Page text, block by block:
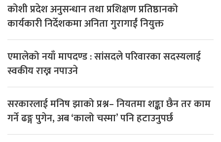
कोशी प्रदेश अनुसन्धान तथा प्रशिक्षण प्रतिष्ठानको
कार्यकारी निर्देशकमा अनिता गुरागाईं नियुक्त
एमालेको नयाँ मापदण्ड : सांसदले परिवारका सदस्यलाई
स्वकीय राख्न नपाउने
सरकारलाई मनिष झाको प्रश्न– नियतमा शङ्का छैन तर काम
गर्ने ढङ्ग पुगेन, अब ‘कालो चस्मा’ पनि हटाउनुपर्छ